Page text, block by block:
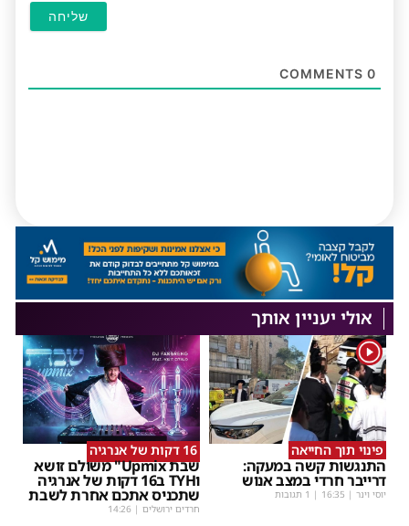
0
אולי יעניין אותך
1
פינוי תוך החייאה
התנגשות קשה במעקה:
דרייבר חרדי במצב אנוש
יוסי וינר |
16:35 | 1 תגובות
16 דקות של אנרגיה
שבת Upmix" משולם זושא
וTYH ב16 דקות של אנרגיה
שתכניס אתכם אחרת לשבת
חרדים ירושלים |
14:26